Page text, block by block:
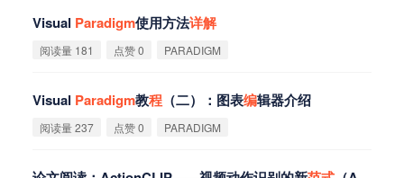
Visual Paradigm使用方法详解
阅读量 181 点赞 0 PARADIGM
Visual Paradigm教程 （二）：图表编辑器介绍
阅读量 237 点赞 0 PARADIGM